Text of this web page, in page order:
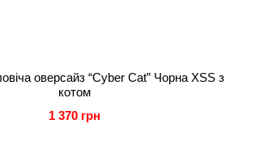
оверсайз “Cyber Cat” Чорна XSS з
котом
1 370 грн